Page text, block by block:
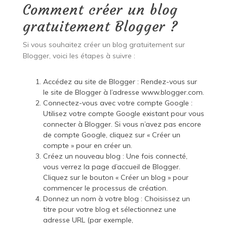
Comment créer un blog
gratuitement Blogger ?
Si vous souhaitez créer un blog gratuitement sur
Blogger, voici les étapes à suivre :
Accédez au site de Blogger : Rendez-vous sur
le site de Blogger à l’adresse www.blogger.com.
Connectez-vous avec votre compte Google :
Utilisez votre compte Google existant pour vous
connecter à Blogger. Si vous n’avez pas encore
de compte Google, cliquez sur « Créer un
compte » pour en créer un.
Créez un nouveau blog : Une fois connecté,
vous verrez la page d’accueil de Blogger.
Cliquez sur le bouton « Créer un blog » pour
commencer le processus de création.
Donnez un nom à votre blog : Choisissez un
titre pour votre blog et sélectionnez une
adresse URL (par exemple,